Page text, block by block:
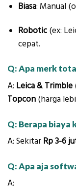
Biasa: Manual
Robotic (ex:
cepat.
Q: Apa merk
A: Leica & Trimble
Topcon (harga
Q: Berapa
A: Sekitar Rp 3-6
Q: Apa aja
A: